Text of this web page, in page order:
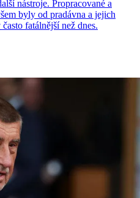
nástroje. Propracované a
byly od pradávna a jejich
fatálnější než dnes.